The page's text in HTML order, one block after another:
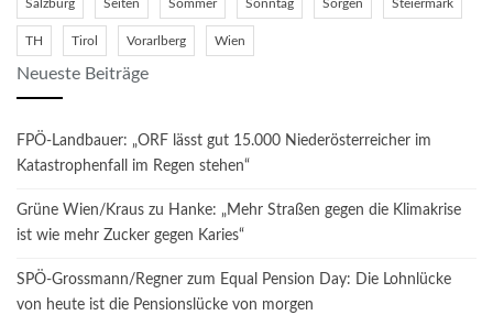
Salzburg Seiten Sommer Sonntag Sorgen Steiermark
TH Tirol Vorarlberg Wien
Neueste Beiträge
FPÖ-Landbauer: „ORF lässt gut 15.000 Niederösterreicher im
Katastrophenfall im Regen stehen“
Grüne Wien/Kraus zu Hanke: „Mehr Straßen gegen die Klimakrise
ist wie mehr Zucker gegen Karies“
SPÖ-Grossmann/Regner zum Equal Pension Day: Die Lohnlücke
von heute ist die Pensionslücke von morgen